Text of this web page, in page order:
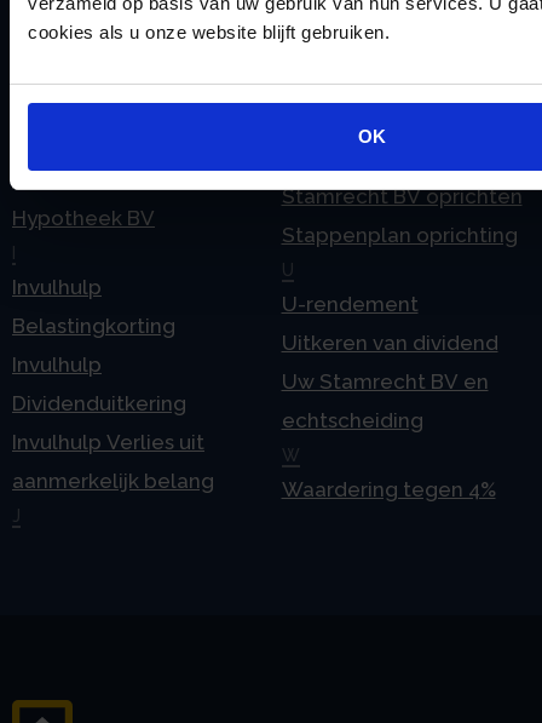
cookies als u onze website blijft gebruiken.
OK
2023
2024
2025
Hypotheek BV
Invulhulp
Belastingkorting
Invulhulp
Dividenduitkering
Invulhulp Verlies uit
aanmerkelijk belang
S
Spaar BV presentatie
Stamrecht BV
Stamrecht BV oprichten
Stappenplan oprichting
U
U-rendement
Uitkeren van dividend
Uw Stamrecht BV en
echtscheiding
W
Waardering tegen 4%